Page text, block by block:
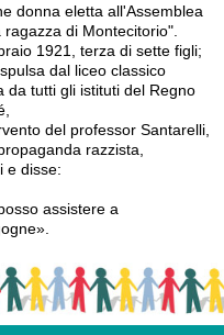
donna eletta all'Assemblea
di Montecitorio".
1921, terza di sette figli;
dal liceo classico
da tutti gli istituti del Regno
del professor Santarelli,
razzista,
e disse:
assistere a